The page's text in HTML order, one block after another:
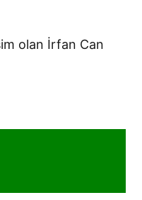
olan İrfan Can